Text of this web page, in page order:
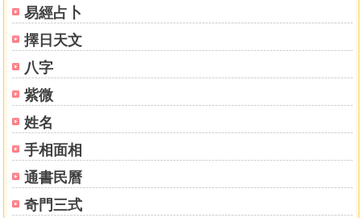
易經占卜
擇日天文
八字
紫微
姓名
手相面相
通書民曆
奇門三式
陰，淨心為陽，從妄心中演化出一個人千差萬別的行為，招
來相應的感受果報；而覺悟般若性空的清淨心則會善用世間
一竊法而不執著，衍生出種種善法，引導人通往幸福之路。
生命之路就是在妄心與淨心相互作用下，在吉凶、禍福、成
敗、善拜、是非等對立面相互轉化的過程中而延伸，形成先
姿百態的眾生相。
如果說陰、陽是宇宙、人生的密碼，０、１是電腦的密
碼，那麼，妄心、淨心則是生命的密碼。羅偉良博士自醉心
玄學，尋師求道四十餘年，時有所悟，且擁有中國暨南大學
哲學博士、澳洲南十字大學工商管理博士、中國科學院之博
士後和香港大學之佛學碩士等學位，曾任香港某大上市集團